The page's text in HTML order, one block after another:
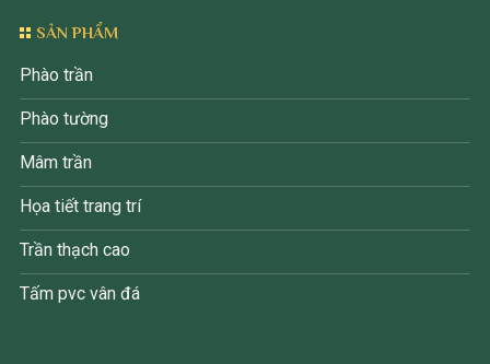
SẢN PHẨM
Phào trần
Phào tường
Mâm trần
Họa tiết trang trí
Trần thạch cao
Tấm pvc vân đá